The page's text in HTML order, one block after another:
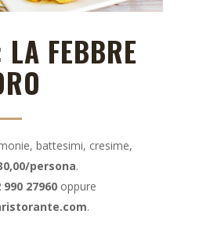
LA FEBBRE
battesimi, cresime,
persona.
990 27960 oppure
.